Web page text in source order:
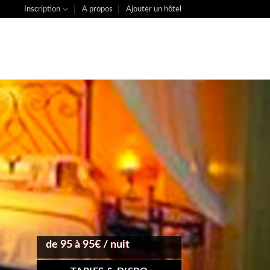
Inscription A propos Ajouter un hôtel
de 95 à 95€ / nuit